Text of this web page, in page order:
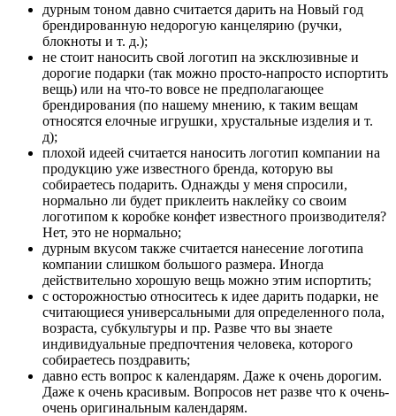
дурным тоном давно считается дарить на Новый год
брендированную недорогую канцелярию (ручки,
блокноты и т. д.);
не стоит наносить свой логотип на эксклюзивные и
дорогие подарки (так можно просто-напросто испортить
вещь) или на что-то вовсе не предполагающее
брендирования (по нашему мнению, к таким вещам
относятся елочные игрушки, хрустальные изделия и т.
д);
плохой идеей считается наносить логотип компании на
продукцию уже известного бренда, которую вы
собираетесь подарить. Однажды у меня спросили,
нормально ли будет приклеить наклейку со своим
логотипом к коробке конфет известного производителя?
Нет, это не нормально;
дурным вкусом также считается нанесение логотипа
компании слишком большого размера. Иногда
действительно хорошую вещь можно этим испортить;
с осторожностью относитесь к идее дарить подарки, не
считающиеся универсальными для определенного пола,
возраста, субкультуры и пр. Разве что вы знаете
индивидуальные предпочтения человека, которого
собираетесь поздравить;
давно есть вопрос к календарям. Даже к очень дорогим.
Даже к очень красивым. Вопросов нет разве что к очень-
очень оригинальным календарям.